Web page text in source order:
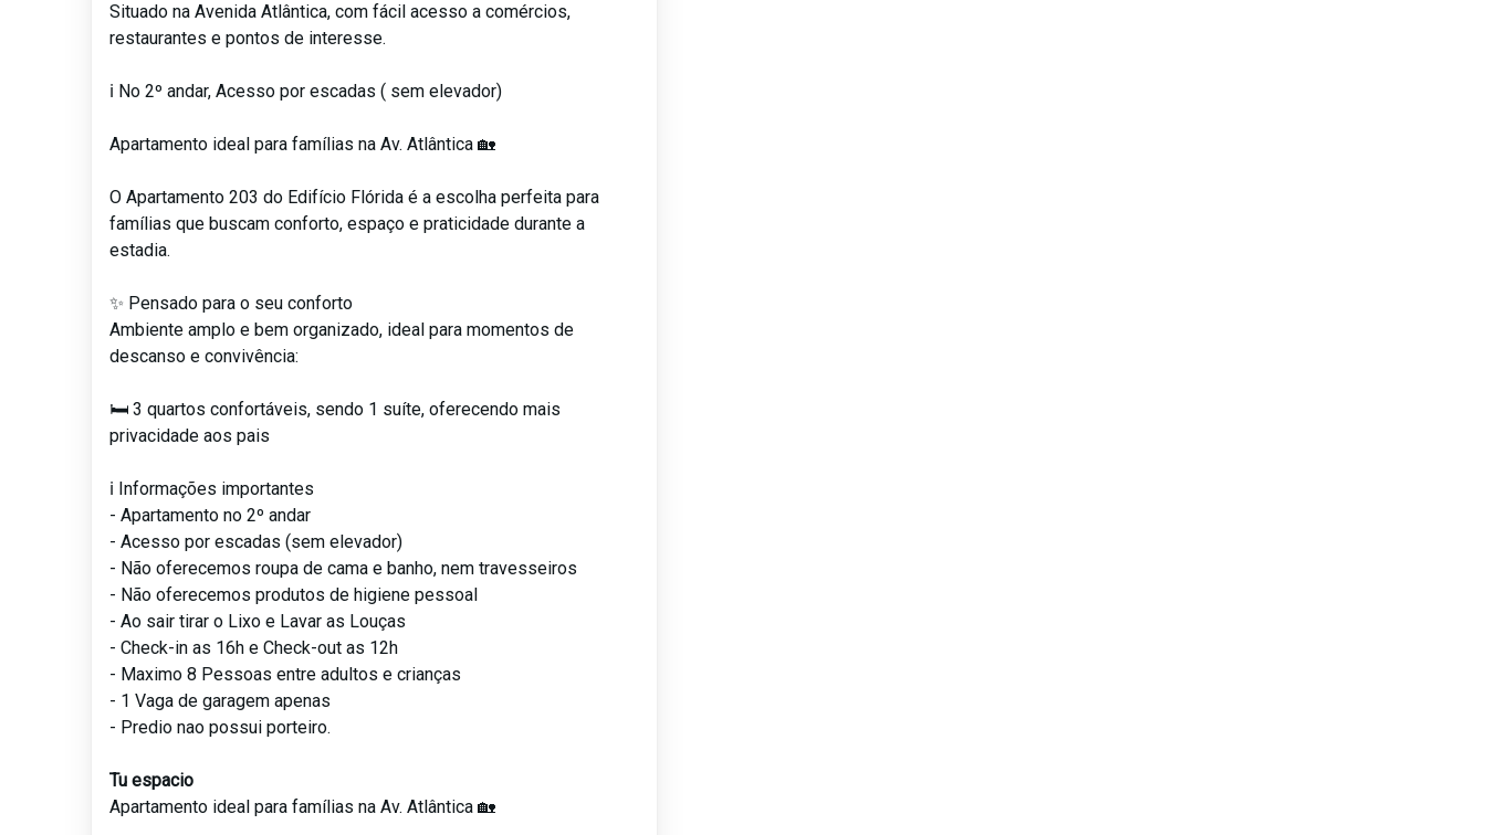
Situado na Avenida Atlântica, com fácil acesso a comércios,
restaurantes e pontos de interesse.
ℹ️ No 2º andar, Acesso por escadas ( sem elevador)
Apartamento ideal para famílias na Av. Atlântica 🏡
O Apartamento 203 do Edifício Flórida é a escolha perfeita para
famílias que buscam conforto, espaço e praticidade durante a
estadia.
✨ Pensado para o seu conforto
Ambiente amplo e bem organizado, ideal para momentos de
descanso e convivência:
🛏️ 3 quartos confortáveis, sendo 1 suíte, oferecendo mais
privacidade aos pais
ℹ️ Informações importantes
- Apartamento no 2º andar
- Acesso por escadas (sem elevador)
- Não oferecemos roupa de cama e banho, nem travesseiros
- Não oferecemos produtos de higiene pessoal
- Ao sair tirar o Lixo e Lavar as Louças
- Check-in as 16h e Check-out as 12h
- Maximo 8 Pessoas entre adultos e crianças
- 1 Vaga de garagem apenas
- Predio nao possui porteiro.
Tu espacio
Apartamento ideal para famílias na Av. Atlântica 🏡